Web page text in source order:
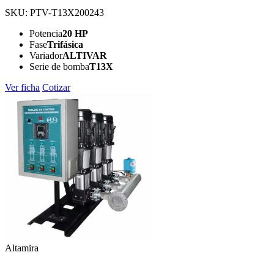
SKU: PTV-T13X200243
Potencia20 HP
FaseTrifásica
VariadorALTIVAR
Serie de bombaT13X
Ver ficha Cotizar
Altamira